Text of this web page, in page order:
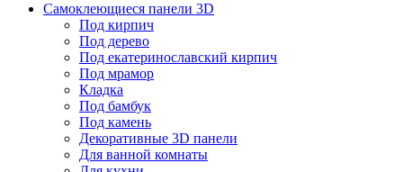
Самоклеющиеся панели 3D
Под кирпич
Под дерево
Под екатеринославский кирпич
Под мрамор
Кладка
Под бамбук
Под камень
Декоративные 3D панели
Для ванной комнаты